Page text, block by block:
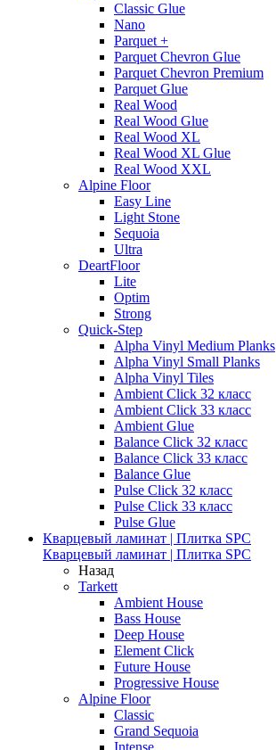
Classic Glue
Nano
Parquet +
Parquet Chevron Glue
Parquet Chevron Premium
Parquet Glue
Real Wood
Real Wood Glue
Real Wood XL
Real Wood XL Glue
Real Wood XXL
Alpine Floor
Easy Line
Light Stone
Sequoia
Ultra
DeartFloor
Lite
Optim
Strong
Quick-Step
Alpha Vinyl Medium Planks
Alpha Vinyl Small Planks
Alpha Vinyl Tiles
Ambient Click 32 класс
Ambient Click 33 класс
Ambient Glue
Balance Click 32 класс
Balance Click 33 класс
Balance Glue
Pulse Click 32 класс
Pulse Click 33 класс
Pulse Glue
Кварцевый ламинат | Плитка SPC
Кварцевый ламинат | Плитка SPC
Назад
Tarkett
Ambient House
Bass House
Deep House
Element Click
Future House
Progressive House
Alpine Floor
Classic
Grand Sequoia
Intense